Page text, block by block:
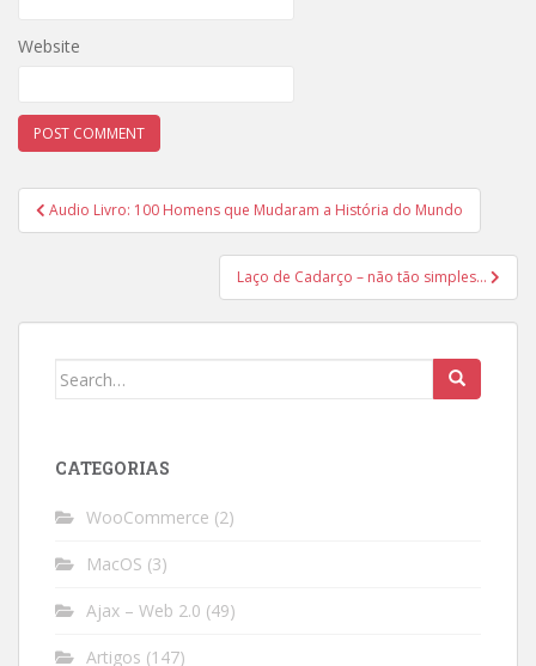
Website
Post
navigation
Audio Livro: 100 Homens que Mudaram a História do Mundo
Laço de Cadarço – não tão simples…
Search
CATEGORIAS
WooCommerce (2)
MacOS (3)
Ajax – Web 2.0 (49)
Artigos (147)